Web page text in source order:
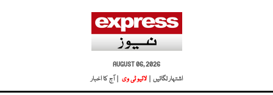
AUGUST 06, 2026
اشتہار لگائیں |
لائیو ٹی وی | آج کا اخبار